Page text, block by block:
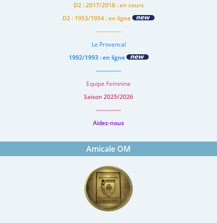
D2 : 2017/2018 : en cours
D2 : 1953/1954 : en ligne
-------------
Le Provencal
1992/1993 : en ligne
-------------
Equipe Feminine
Saison 2025/2026
-------------
Aidez-nous
Amicale OM